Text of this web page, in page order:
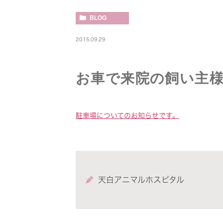
BLOG
2015.09.29
お車で来院の飼い主
駐車場についてのお知らせです。
天白アニマルホスピタル